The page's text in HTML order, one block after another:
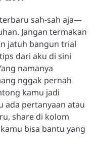
sah-sah aja—
Jangan termakan
jatuh bangun trial
dari aku di sini
namanya
nggak pernah
kamu jadi
ada pertanyaan atau
share di kolom
bisa bantu yang